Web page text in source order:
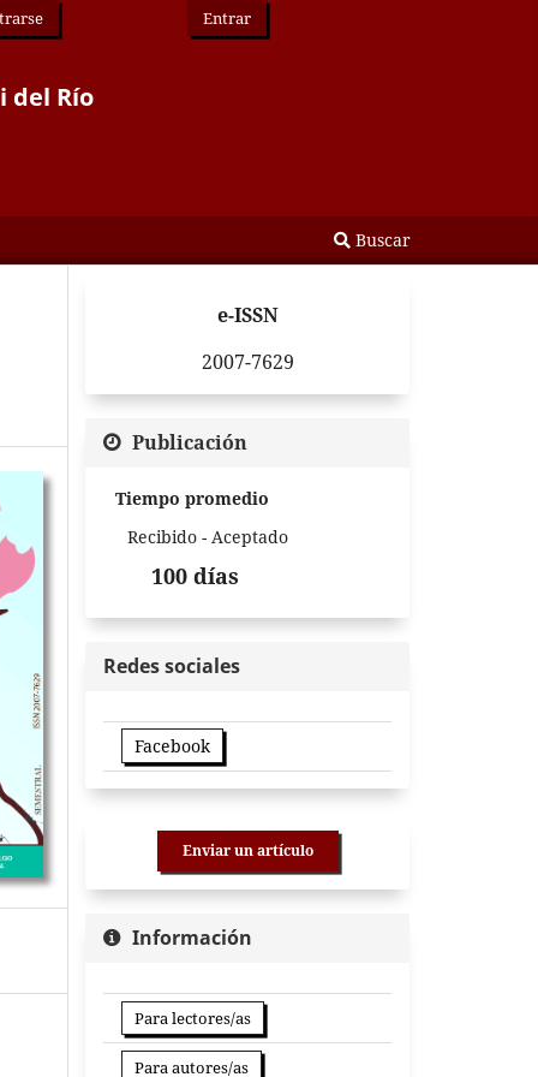
del Río
Buscar
Entrar
e-ISSN
2007-7629
Publicación
Tiempo promedio
Recibido - Aceptado
100 días
Redes sociales
Facebook
Enviar un artículo
Información
Para lectores/as
Para autores/as